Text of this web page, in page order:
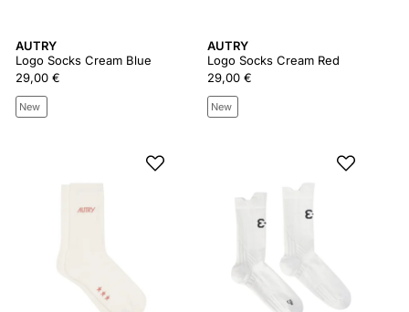
AUTRY
Logo Socks Cream Blue
29,00 €
New
AUTRY
Logo Socks Cream Red
29,00 €
New